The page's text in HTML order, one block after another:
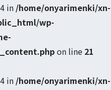
in /home/onyarimenki/xn-
wp-
on line 21
in /home/onyarimenki/xn-